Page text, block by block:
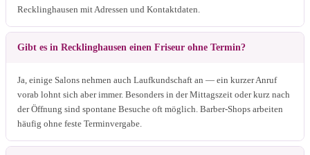
Recklinghausen mit Adressen und Kontaktdaten.
Gibt es in Recklinghausen einen Friseur ohne Termin?
Ja, einige Salons nehmen auch Laufkundschaft an — ein kurzer Anruf
vorab lohnt sich aber immer. Besonders in der Mittagszeit oder kurz nach
der Öffnung sind spontane Besuche oft möglich. Barber-Shops arbeiten
häufig ohne feste Terminvergabe.